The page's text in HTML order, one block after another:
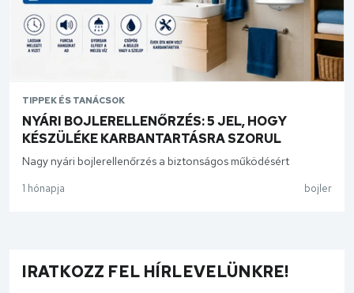
TIPPEK ÉS TANÁCSOK
NYÁRI BOJLERELLENŐRZÉS: 5 JEL, HOGY
KÉSZÜLÉKE KARBANTARTÁSRA SZORUL
Nagy nyári bojlerellenőrzés a biztonságos működésért
1 hónapja bojler
IRATKOZZ FEL HÍRLEVELÜNKRE!